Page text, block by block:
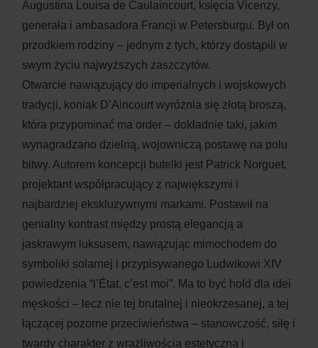
Augustina Louisa de Caulaincourt, księcia Vicenzy,
generała i ambasadora Francji w Petersburgu. Był on
przodkiem rodziny – jednym z tych, którzy dostąpili w
swym życiu najwyższych zaszczytów.
Otwarcie nawiązujący do imperialnych i wojskowych
tradycji, koniak D’Aincourt wyróżnia się złotą broszą,
która przypominać ma order – dokładnie taki, jakim
wynagradzano dzielną, wojowniczą postawę na polu
bitwy. Autorem koncepcji butelki jest Patrick Norguet,
projektant współpracujący z największymi i
najbardziej ekskluzywnymi markami. Postawił na
genialny kontrast między prostą elegancją a
jaskrawym luksusem, nawiązując mimochodem do
symboliki solarnej i przypisywanego Ludwikowi XIV
powiedzenia “l’État, c’est moi”. Ma to być hołd dla idei
męskości – lecz nie tej brutalnej i nieokrzesanej, a tej
łączącej pozorne przeciwieństwa – stanowczość, siłę i
twardy charakter z wrażliwością estetyczną i